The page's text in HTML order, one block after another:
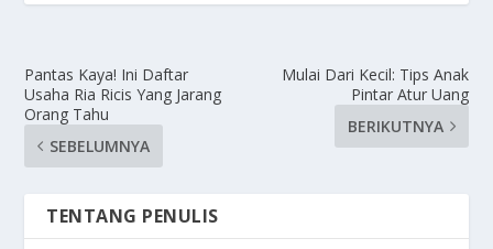
Pantas Kaya! Ini Daftar
Usaha Ria Ricis Yang Jarang
Orang Tahu
SEBELUMNYA
Mulai Dari Kecil: Tips Anak
Pintar Atur Uang
BERIKUTNYA
TENTANG PENULIS